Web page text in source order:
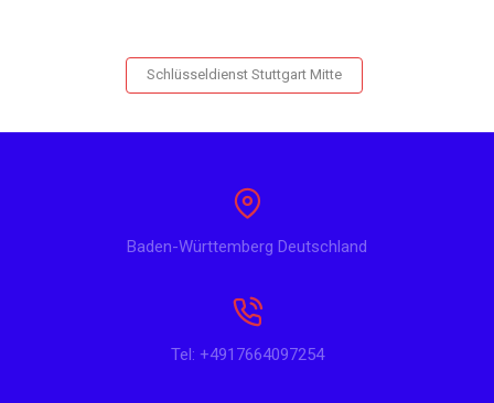
Schlüsseldienst Stuttgart Mitte
Baden-Württemberg Deutschland
Tel: +4917664097254